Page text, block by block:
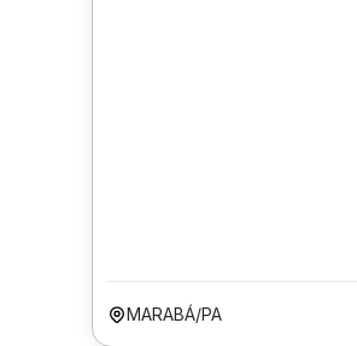
MARABÁ/PA